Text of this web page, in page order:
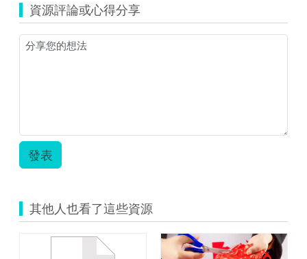
圖
資源評論或心得分享
發表
其他人也看了這些資源